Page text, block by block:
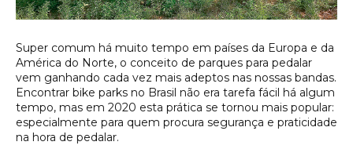
Super comum há muito tempo em países da Europa e da
América do Norte, o conceito de parques para pedalar
vem ganhando cada vez mais adeptos nas nossas bandas.
Encontrar bike parks no Brasil não era tarefa fácil há algum
tempo, mas em 2020 esta prática se tornou mais popular:
especialmente para quem procura segurança e praticidade
na hora de pedalar.